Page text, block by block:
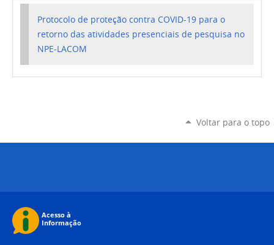
Protocolo de proteção contra COVID-19 para o
retorno das atividades presenciais de pesquisa no
NPE-LACOM
Voltar para o topo